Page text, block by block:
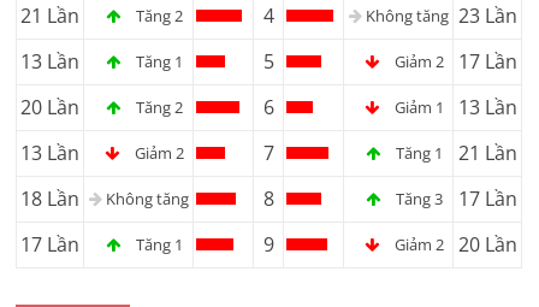
21 Lần
Tăng 2 4 Không tăng 23 Lần
13 Lần
Tăng 1 5 Giảm 2
17 Lần
20 Lần
Tăng 2 6 Giảm 1
13 Lần
13 Lần
Giảm 2 7 Tăng 1
21 Lần
18 Lần
Không tăng 8 Tăng 3
17 Lần
17 Lần
Tăng 1 9 Giảm 2 20 Lần